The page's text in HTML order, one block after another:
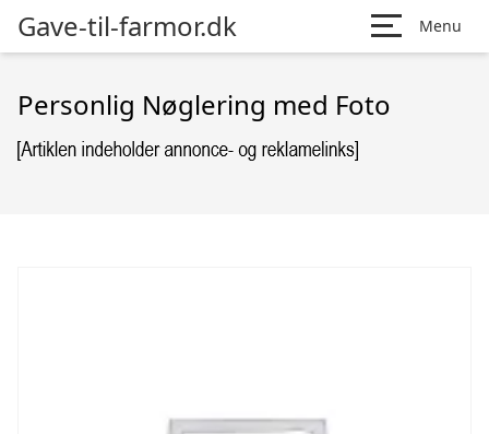
Gave-til-farmor.dk Menu
Personlig Nøglering med Foto